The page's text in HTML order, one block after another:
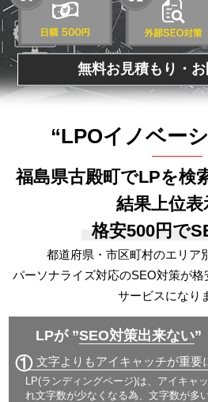
無料お見積もり・
“LPOイノベー
福島県古殿町でLPを検
結果上位表
格安500円で
都道府県・市区町村のエリア
パーソナライズ対応のSEO対策が格
サービスになり
LPが ”SEO対策出来ない”
① 文字よりもアイキャッチが重要
LP(ランディングページ)は、アイキャ
れ文字数が少なくなる為、文字数が多